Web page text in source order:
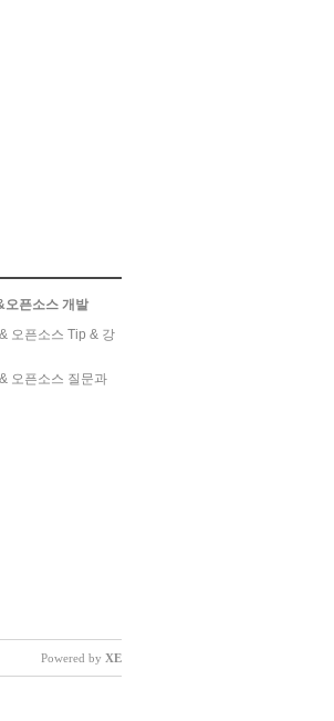
오픈소스 개발
오픈소스 Tip & 강
오픈소스 질문과
Powered by XE